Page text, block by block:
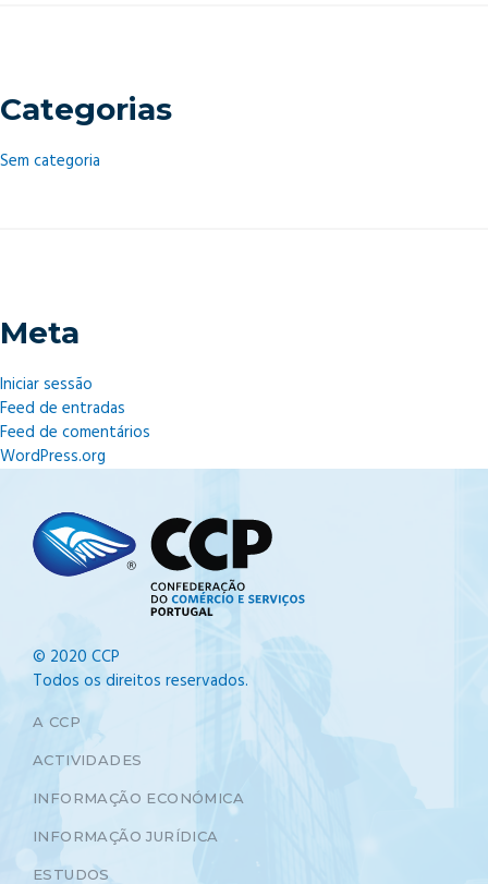
Categorias
Sem categoria
Meta
Iniciar sessão
Feed de entradas
Feed de comentários
WordPress.org
© 2020 CCP
Todos os direitos reservados.
A CCP
ACTIVIDADES
INFORMAÇÃO ECONÓMICA
INFORMAÇÃO JURÍDICA
ESTUDOS